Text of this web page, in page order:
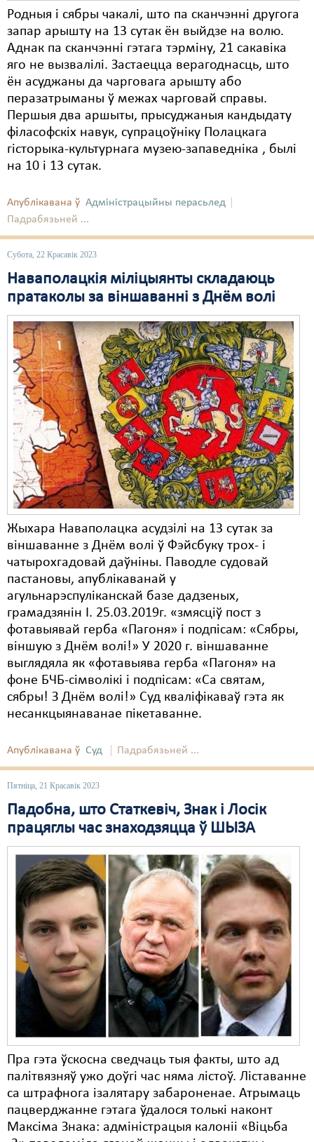
Родныя і сябры чакалі, што па сканчэнні другога
запар арышту на 13 сутак ён выйдзе на волю.
Аднак па сканчэнні гэтага тэрміну, 21 сакавіка
яго не вызвалілі. Застаецца верагоднасць, што
ён асуджаны да чарговага арышту або
перазатрыманы ў межах чарговай справы.
Першыя два аршыты, прысуджаныя кандыдату
філасофскіх навук, супрацоўніку Полацкага
гісторыка-культурнага музею-запаведніка , былі
на 10 і 13 сутак.
Апублікавана ў Адміністрацыйны перасьлед
Падрабязьней ...
Субота, 22 Красавік 2023
Наваполацкія міліцыянты складаюць
пратаколы за віншаванні з Днём волі
Жыхара Наваполацка асудзілі на 13 сутак за
віншаванне з Днём волі ў Фэйсбуку трох- і
чатырохгадовай даўніны. Паводле судовай
пастановы, апублікаванай у
агульнарэспуліканскай базе дадзеных,
грамадзянін І. 25.03.2019г. «змясціў пост з
фотавыявай герба «Пагоня» і подпісам: «Сябры,
віншую з Днём волі!» У 2020 г. віншаванне
выглядяла як «фотавыява герба «Пагоня» на
фоне БЧБ-сімволікі і подпісам: «Са святам,
сябры! З Днём волі!» Суд кваліфікаваў гэта як
несанкцыянаванае пікетаванне.
Апублікавана ў Суд Падрабязьней ...
Пятніца, 21 Красавік 2023
Падобна, што Статкевіч, Знак і Лосік
працяглы час знаходзяцца ў ШЫЗА
Пра гэта ўскосна сведчаць тыя факты, што ад
палітвязняў ужо доўгі час няма лістоў. Ліставанне
са штрафнога ізалятару забароненае. Атрымаць
пацверджанне гэтага ўдалося толькі наконт
Максіма Знака: адміністрацыя калоніі «Віцьба